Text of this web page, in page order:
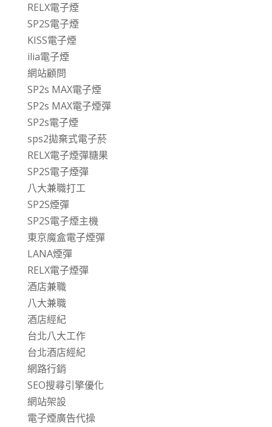
RELX電子煙
SP2S電子煙
KISS電子煙
ilia電子煙
網站顧問
SP2s MAX電子煙
SP2s MAX電子煙彈
SP2s電子煙
sps2拋棄式電子菸
RELX電子煙彈糖果
SP2S電子煙彈
八大兼職打工
SP2S煙彈
SP2S電子煙主機
東京魔盒電子煙彈
LANA煙彈
RELX電子煙彈
酒店兼職
八大兼職
酒店經紀
台北八大工作
台北酒店經紀
網路行銷
SEO搜尋引擎優化
網站架設
電子煙廣告代操